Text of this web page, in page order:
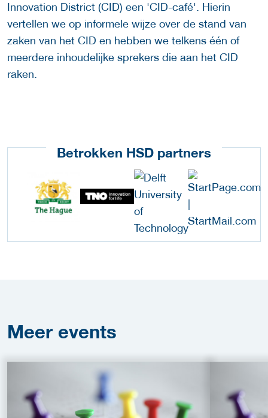
Innovation District (CID) een 'CID-café'. Hierin
vertellen we op informele wijze over de stand van
zaken van het CID en hebben we telkens één of
meerdere inhoudelijke sprekers die aan het CID
raken.
Betrokken HSD partners
Meer events